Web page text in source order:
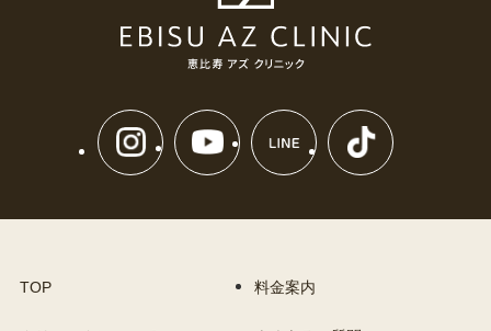
TOP 料金案内